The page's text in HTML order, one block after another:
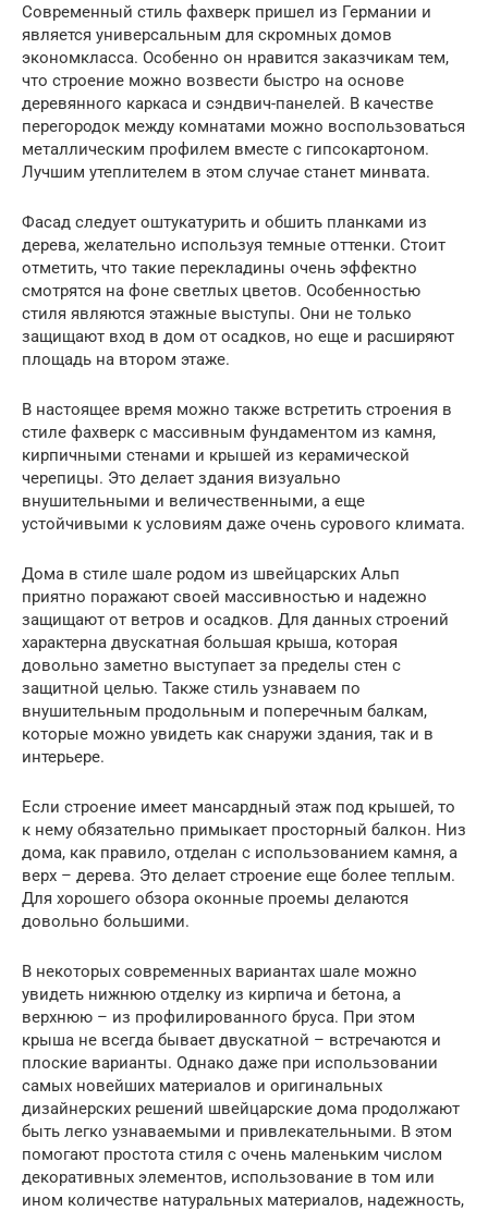
Современный стиль фахверк пришел из Германии и
является универсальным для скромных домов
экономкласса. Особенно он нравится заказчикам тем,
что строение можно возвести быстро на основе
деревянного каркаса и сэндвич-панелей. В качестве
перегородок между комнатами можно воспользоваться
металлическим профилем вместе с гипсокартоном.
Лучшим утеплителем в этом случае станет минвата.
Фасад следует оштукатурить и обшить планками из
дерева, желательно используя темные оттенки. Стоит
отметить, что такие перекладины очень эффектно
смотрятся на фоне светлых цветов. Особенностью
стиля являются этажные выступы. Они не только
защищают вход в дом от осадков, но еще и расширяют
площадь на втором этаже.
В настоящее время можно также встретить строения в
стиле фахверк с массивным фундаментом из камня,
кирпичными стенами и крышей из керамической
черепицы. Это делает здания визуально
внушительными и величественными, а еще
устойчивыми к условиям даже очень сурового климата.
Дома в стиле шале родом из швейцарских Альп
приятно поражают своей массивностью и надежно
защищают от ветров и осадков. Для данных строений
характерна двускатная большая крыша, которая
довольно заметно выступает за пределы стен с
защитной целью. Также стиль узнаваем по
внушительным продольным и поперечным балкам,
которые можно увидеть как снаружи здания, так и в
интерьере.
Если строение имеет мансардный этаж под крышей, то
к нему обязательно примыкает просторный балкон. Низ
дома, как правило, отделан с использованием камня, а
верх – дерева. Это делает строение еще более теплым.
Для хорошего обзора оконные проемы делаются
довольно большими.
В некоторых современных вариантах шале можно
увидеть нижнюю отделку из кирпича и бетона, а
верхнюю – из профилированного бруса. При этом
крыша не всегда бывает двускатной – встречаются и
плоские варианты. Однако даже при использовании
самых новейших материалов и оригинальных
дизайнерских решений швейцарские дома продолжают
быть легко узнаваемыми и привлекательными. В этом
помогают простота стиля с очень маленьким числом
декоративных элементов, использование в том или
ином количестве натуральных материалов, надежность,